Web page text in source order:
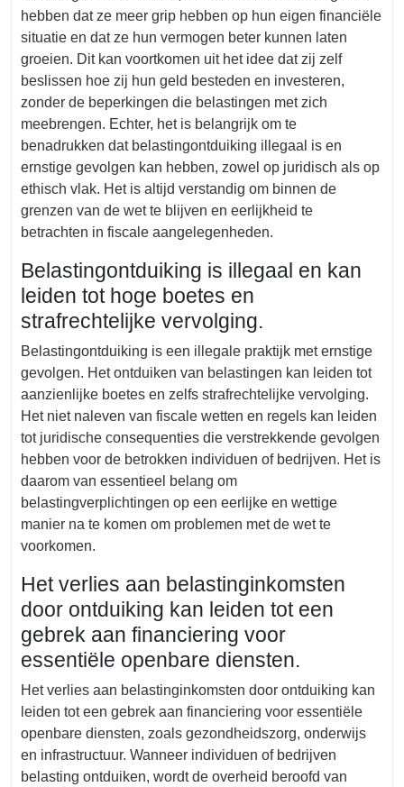
hebben dat ze meer grip hebben op hun eigen financiële
situatie en dat ze hun vermogen beter kunnen laten
groeien. Dit kan voortkomen uit het idee dat zij zelf
beslissen hoe zij hun geld besteden en investeren,
zonder de beperkingen die belastingen met zich
meebrengen. Echter, het is belangrijk om te
benadrukken dat belastingontduiking illegaal is en
ernstige gevolgen kan hebben, zowel op juridisch als op
ethisch vlak. Het is altijd verstandig om binnen de
grenzen van de wet te blijven en eerlijkheid te
betrachten in fiscale aangelegenheden.
Belastingontduiking is illegaal en kan
leiden tot hoge boetes en
strafrechtelijke vervolging.
Belastingontduiking is een illegale praktijk met ernstige
gevolgen. Het ontduiken van belastingen kan leiden tot
aanzienlijke boetes en zelfs strafrechtelijke vervolging.
Het niet naleven van fiscale wetten en regels kan leiden
tot juridische consequenties die verstrekkende gevolgen
hebben voor de betrokken individuen of bedrijven. Het is
daarom van essentieel belang om
belastingverplichtingen op een eerlijke en wettige
manier na te komen om problemen met de wet te
voorkomen.
Het verlies aan belastinginkomsten
door ontduiking kan leiden tot een
gebrek aan financiering voor
essentiële openbare diensten.
Het verlies aan belastinginkomsten door ontduiking kan
leiden tot een gebrek aan financiering voor essentiële
openbare diensten, zoals gezondheidszorg, onderwijs
en infrastructuur. Wanneer individuen of bedrijven
belasting ontduiken, wordt de overheid beroofd van